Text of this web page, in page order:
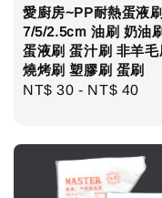
愛廚房~PP耐熱蛋液刷
7/5/2.5cm 油刷 奶油
蛋液刷 蛋汁刷 非羊毛
燒烤刷 塑膠刷 蛋刷
Regular
NT$ 30 - NT$ 40